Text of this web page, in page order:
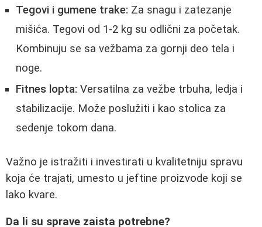
Tegovi i gumene trake: Za snagu i zatezanje
mišića. Tegovi od 1-2 kg su odlični za početak.
Kombinuju se sa vežbama za gornji deo tela i
noge.
Fitnes lopta: Versatilna za vežbe trbuha, ledja i
stabilizacije. Može poslužiti i kao stolica za
sedenje tokom dana.
Važno je istražiti i investirati u kvalitetniju spravu
koja će trajati, umesto u jeftine proizvode koji se
lako kvare.
Da li su sprave zaista potrebne?